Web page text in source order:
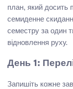
план, який досить
семиденне
семестру за один
відновлення руху.
День 1:
Запишіть кожне